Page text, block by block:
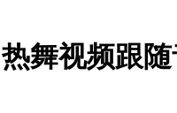
舞视频跟